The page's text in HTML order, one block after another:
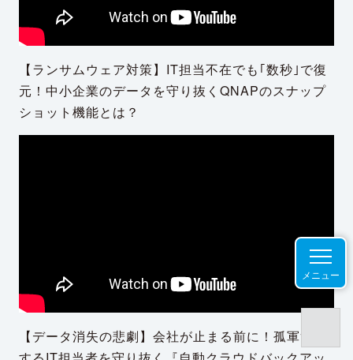
メニュー
【ランサムウェア対策】IT担当不在でも｢数秒｣で復
元！中小企業のデータを守り抜くQNAPのスナップ
ショット機能とは？
【データ消失の悲劇】会社が止まる前に！孤軍奮闘